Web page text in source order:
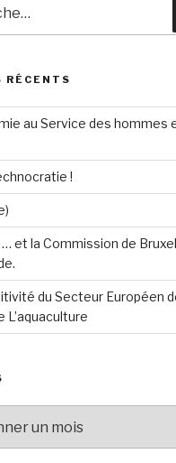
RÉCENTS
au Service des hommes
!
et la Commission de
du Secteur Européen
L’aquaculture